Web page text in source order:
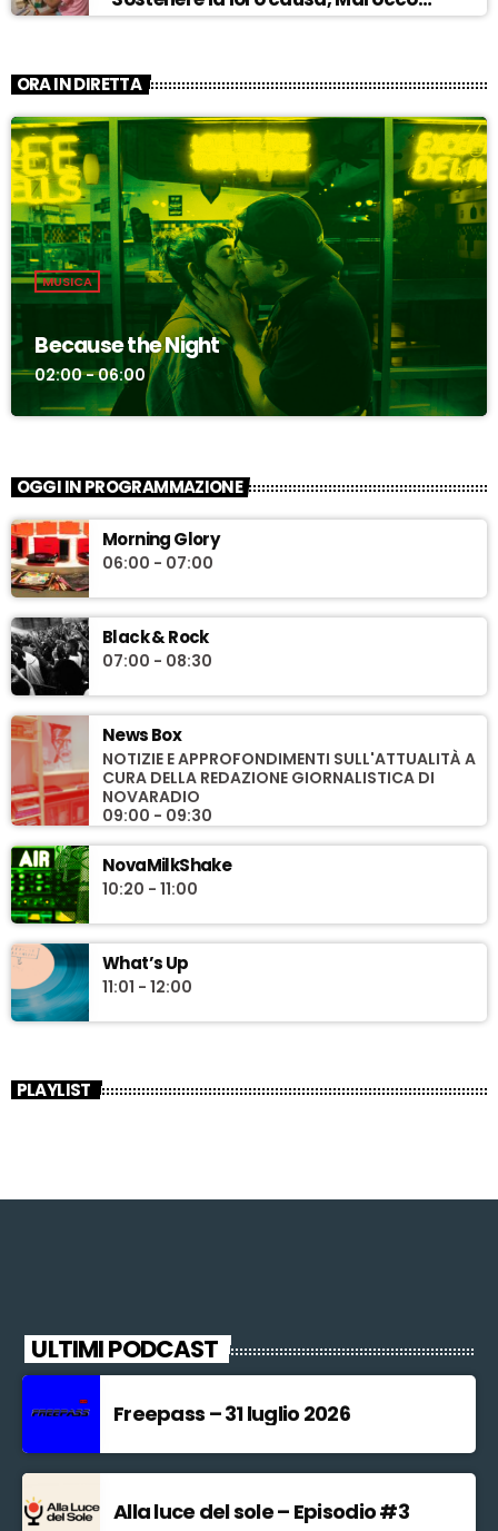
sempre più invadente” – ASCOLTA
ORA IN DIRETTA
MUSICA
Because the Night
02:00 - 06:00
OGGI IN PROGRAMMAZIONE
Morning Glory
06:00 - 07:00
Black & Rock
07:00 - 08:30
News Box
NOTIZIE E APPROFONDIMENTI SULL'ATTUALITÀ A
CURA DELLA REDAZIONE GIORNALISTICA DI
NOVARADIO
09:00 - 09:30
NovaMilkShake
10:20 - 11:00
What’s Up
11:01 - 12:00
PLAYLIST
ULTIMI PODCAST
Freepass – 31 luglio 2026
Alla luce del sole – Episodio #3